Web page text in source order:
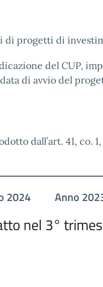
di progetti di
del CUP,
di avvio del
dall’art. 41, co.
2024 Anno
nel 3°